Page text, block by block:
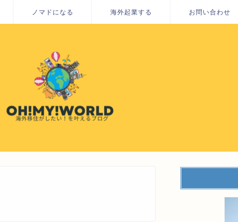
ノマドになる 海外起業する お問い合わせ